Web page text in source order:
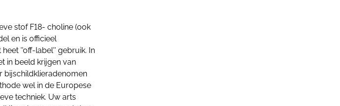
stof F18- choline (ook
en is officieel
''off-label'' gebruik. In
in beeld krijgen van
bijschildklieradenomen
wel in de Europese
techniek. Uw arts